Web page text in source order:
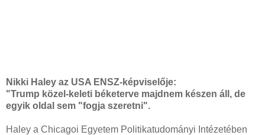
Nikki Haley az USA ENSZ-képviselője:
"Trump közel-keleti béketerve majdnem készen áll, de
egyik oldal sem "fogja szeretni".
Haley a Chicagoi Egyetem Politikatudományi Intézetében